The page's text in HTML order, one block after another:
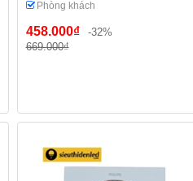
Phòng khách
458.000₫
-32%
669.000₫